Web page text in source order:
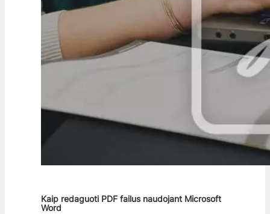
Kaip redaguoti PDF failus naudojant Microsoft
Word